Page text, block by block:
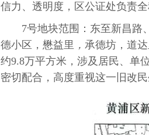
信力、透明度，区公证处负责
7号地块范围：东至新昌路
德小区，懋益里 ， 承德坊，道
约9.8万平方米，涉及居民、单
密切配合，高度重视这一旧改民